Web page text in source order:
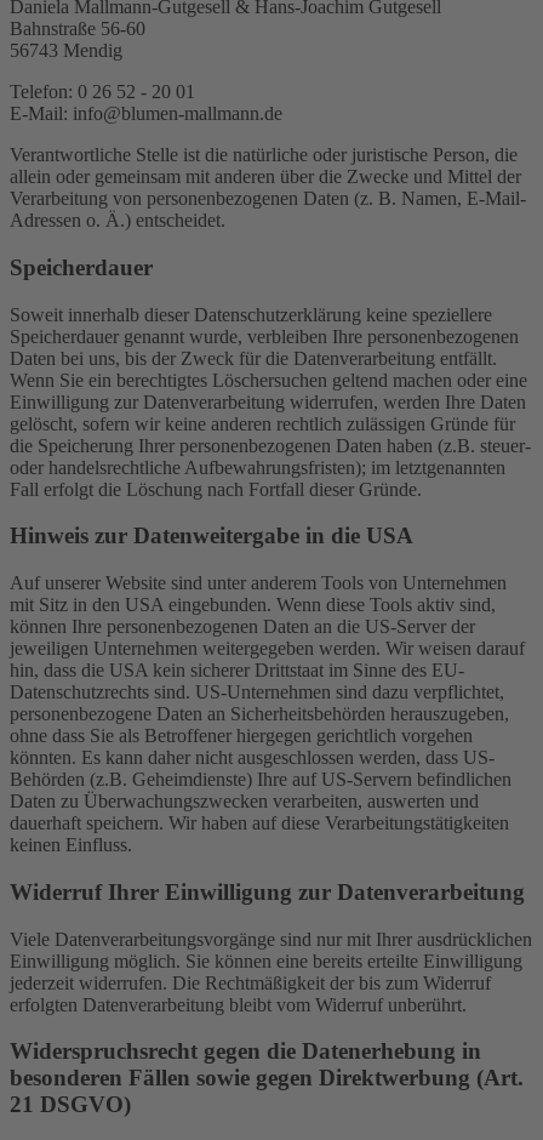
Daniela Mallmann-Gutgesell & Hans-Joachim Gutgesell
Bahnstraße 56-60
56743 Mendig
Telefon: 0 26 52 - 20 01
E-Mail: info@blumen-mallmann.de
Verantwortliche Stelle ist die natürliche oder juristische Person, die
allein oder gemeinsam mit anderen über die Zwecke und Mittel der
Verarbeitung von personenbezogenen Daten (z. B. Namen, E-Mail-
Adressen o. Ä.) entscheidet.
Speicherdauer
Soweit innerhalb dieser Datenschutzerklärung keine speziellere
Speicherdauer genannt wurde, verbleiben Ihre personenbezogenen
Daten bei uns, bis der Zweck für die Datenverarbeitung entfällt.
Wenn Sie ein berechtigtes Löschersuchen geltend machen oder eine
Einwilligung zur Datenverarbeitung widerrufen, werden Ihre Daten
gelöscht, sofern wir keine anderen rechtlich zulässigen Gründe für
die Speicherung Ihrer personenbezogenen Daten haben (z.B. steuer-
oder handelsrechtliche Aufbewahrungsfristen); im letztgenannten
Fall erfolgt die Löschung nach Fortfall dieser Gründe.
Hinweis zur Datenweitergabe in die USA
Auf unserer Website sind unter anderem Tools von Unternehmen
mit Sitz in den USA eingebunden. Wenn diese Tools aktiv sind,
können Ihre personenbezogenen Daten an die US-Server der
jeweiligen Unternehmen weitergegeben werden. Wir weisen darauf
hin, dass die USA kein sicherer Drittstaat im Sinne des EU-
Datenschutzrechts sind. US-Unternehmen sind dazu verpflichtet,
personenbezogene Daten an Sicherheitsbehörden herauszugeben,
ohne dass Sie als Betroffener hiergegen gerichtlich vorgehen
könnten. Es kann daher nicht ausgeschlossen werden, dass US-
Behörden (z.B. Geheimdienste) Ihre auf US-Servern befindlichen
Daten zu Überwachungszwecken verarbeiten, auswerten und
dauerhaft speichern. Wir haben auf diese Verarbeitungstätigkeiten
keinen Einfluss.
Widerruf Ihrer Einwilligung zur Datenverarbeitung
Viele Datenverarbeitungsvorgänge sind nur mit Ihrer ausdrücklichen
Einwilligung möglich. Sie können eine bereits erteilte Einwilligung
jederzeit widerrufen. Die Rechtmäßigkeit der bis zum Widerruf
erfolgten Datenverarbeitung bleibt vom Widerruf unberührt.
Widerspruchsrecht gegen die Datenerhebung in
besonderen Fällen sowie gegen Direktwerbung (Art.
21 DSGVO)